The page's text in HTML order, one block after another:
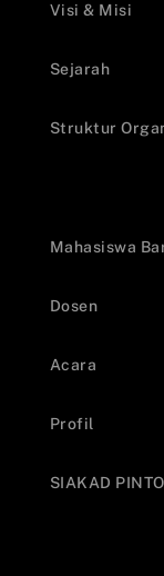
Visi & Misi
Sejarah
Struktur
Mahasiswa
Dosen
Acara
Profil
SIAKAD